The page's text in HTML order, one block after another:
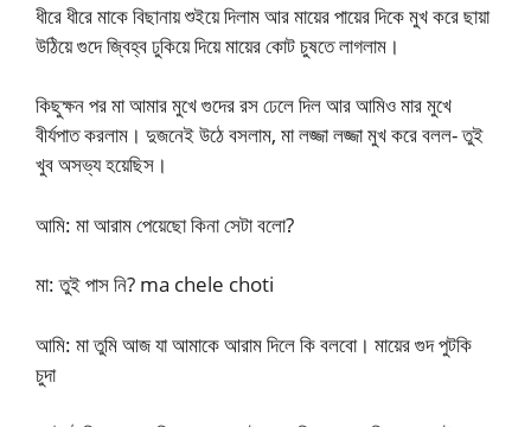
ধীরে ধীরে মাকে বিছানায় শুইয়ে দিলাম আর মায়ের পায়ের দিকে মুখ করে ছায়া
উঠিয়ে গুদে জ্বিহ্ব ঢুকিয়ে দিয়ে মায়ের কোট চুষতে লাগলাম।
কিছুক্ষন পর মা আমার মুখে গুদের রস ঢেলে দিল আর আমিও মার মুখে
বীর্যপাত করলাম। দুজনেই উঠে বসলাম, মা লজ্জা লজ্জা মুখ করে বলল- তুই
খুব অসভ্য হয়েছিস।
আমি: মা আরাম পেয়েছো কিনা সেটা বলো?
মা: তুই পাস নি? ma chele choti
আমি: মা তুমি আজ যা আমাকে আরাম দিলে কি বলবো। মায়ের গুদ পুটকি
চুদা